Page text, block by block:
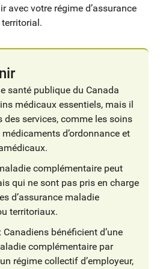
avec votre régime d’assurance
santé publique du Canada
médicaux essentiels, mais il
des services, comme les soins
d’ordonnance et
complémentaire peut
qui ne sont pas pris en charge
d’assurance maladie
territoriaux.
Canadiens bénéficient d’une
complémentaire par
régime collectif d’employeur,